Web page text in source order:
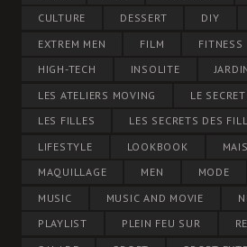
CULTURE
DESSERT DIY
EXTREM MEN
FILM FITNESS
HIGH-TECH
INSOLITE
LES ATELIERS MOVING
LE
LES FILLES
LES SECRETS DES
LIFESTYLE
LOOKBOOK
MAQUILLAGE
MEN MODE
MUSIC
MUSIC AND MOVIE
PLAYLIST
PLEIN FEU SUR